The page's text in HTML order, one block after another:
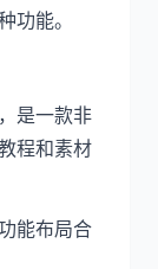
功能。
是一款非
程和素材
能布局合